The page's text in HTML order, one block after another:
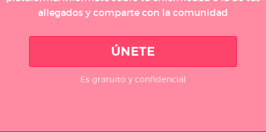
allegados y comparte con la comunidad
ÚNETE
Es gratuito y confidencial